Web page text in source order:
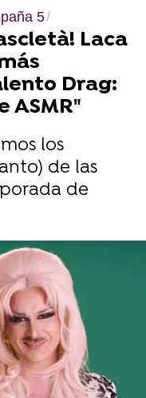
5
Laca
Drag:
ASMR"
los
de las
de
2025, 15:44